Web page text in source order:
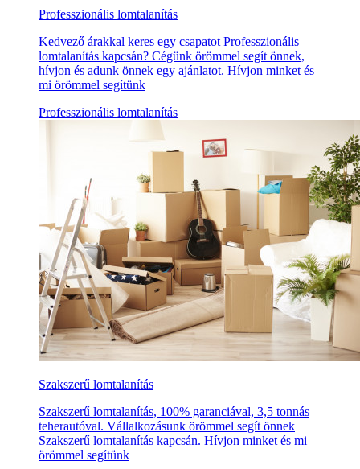
Professzionális lomtalanítás
Kedvező árakkal keres egy csapatot Professzionális
lomtalanítás kapcsán? Cégünk örömmel segít önnek,
hívjon és adunk önnek egy ajánlatot. Hívjon minket és
mi örömmel segítünk
Professzionális lomtalanítás
Szakszerű lomtalanítás
Szakszerű lomtalanítás, 100% garanciával, 3,5 tonnás
teherautóval. Vállalkozásunk örömmel segít önnek
Szakszerű lomtalanítás kapcsán. Hívjon minket és mi
örömmel segítünk